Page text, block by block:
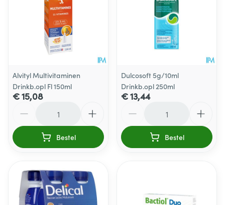
Alvityl Multivitaminen
Drinkb.opl Fl 150ml
€ 15,08
Bestel
Dulcosoft 5g/10ml
Drinkb.opl 250ml
€ 13,44
Bestel